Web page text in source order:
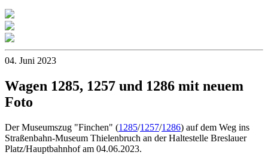
04. Juni 2023
Wagen 1285, 1257 und 1286 mit neuem
Foto
Der Museumszug "Finchen" (1285/1257/1286) auf dem Weg ins
Straßenbahn-Museum Thielenbruch an der Haltestelle Breslauer
Platz/Hauptbahnhof am 04.06.2023.